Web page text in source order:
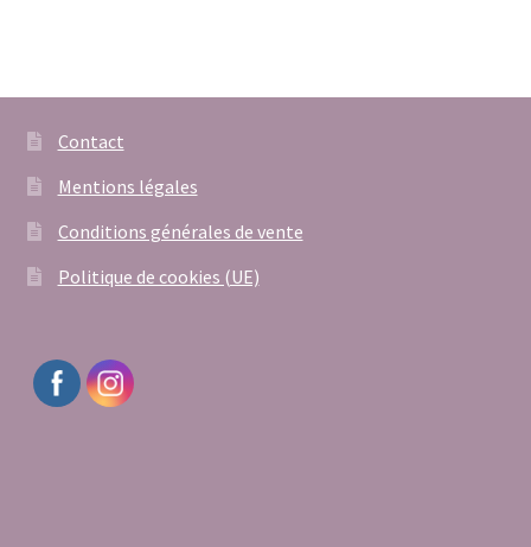
Contact
Mentions légales
Conditions générales de vente
Politique de cookies (UE)